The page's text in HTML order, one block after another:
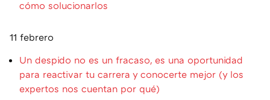
cómo solucionarlos
11 febrero
Un despido no es un fracaso, es una oportunidad
para reactivar tu carrera y conocerte mejor (y los
expertos nos cuentan por qué)